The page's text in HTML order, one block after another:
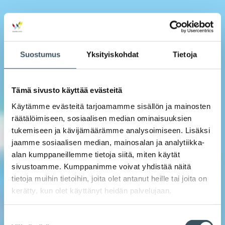
Suostumus Yksityiskohdat Tietoja
Tämä sivusto käyttää evästeitä
Käytämme evästeitä tarjoamamme sisällön ja mainosten
räätälöimiseen, sosiaalisen median ominaisuuksien
tukemiseen ja kävijämäärämme analysoimiseen. Lisäksi
jaamme sosiaalisen median, mainosalan ja analytiikka-
alan kumppaneillemme tietoja siitä, miten käytät
sivustoamme. Kumppanimme voivat yhdistää näitä
tietoja muihin tietoihin, joita olet antanut heille tai joita on
kerätty, kun olet käyttänyt heidän palvelujaan.